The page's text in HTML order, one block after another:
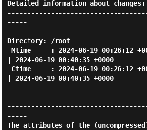
Detailed information about changes:
-----
Directory: /root
| 2024-06-19 00:40:35 +0000
| 2024-06-19 00:40:35 +0000
-----
The attributes of the